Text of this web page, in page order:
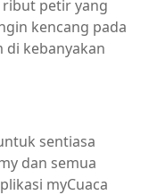
petir yang
kencang pada
di kebanyakan
sentiasa
dan semua
myCuaca